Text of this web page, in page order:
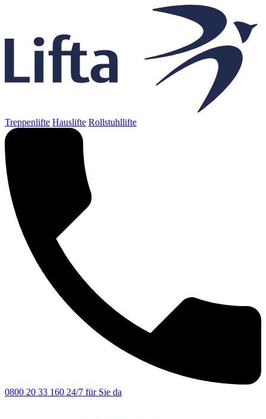
Treppenlifte Hauslifte Rollstuhllifte
0800 20 33 160 24/7 für Sie da